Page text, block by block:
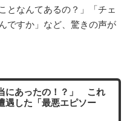
となんてあるの？」「チェ
ですか」など、驚きの声が
にあったの！？」 これ
遇した「最悪エピソー